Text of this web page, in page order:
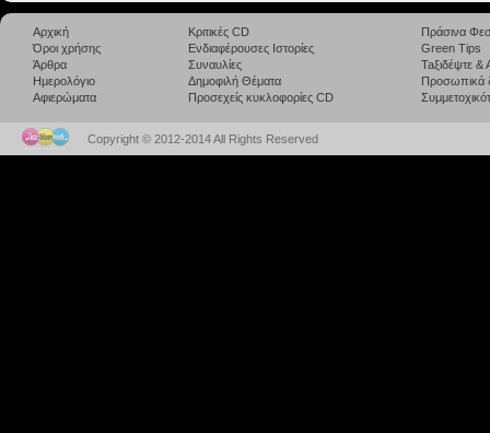
Αρχική
Όροι χρήσης
Άρθρα
Ημερολόγιο
Αφιερώματα
Κριτικές CD
Ενδιαφέρουσες Ιστορίες
Συναυλίες
Δημοφιλή Θέματα
Προσεχείς κυκλοφορίες CD
Πράσινα
Green Tips
Taξιδέψτε
Προσωπικά
Copyright © 2012-2014 All Rights Reserved